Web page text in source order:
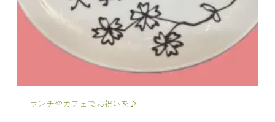
2026.06.11